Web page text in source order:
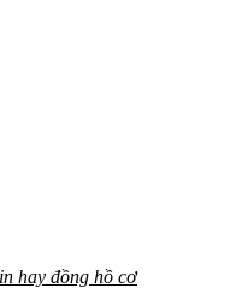
hay đồng hồ cơ